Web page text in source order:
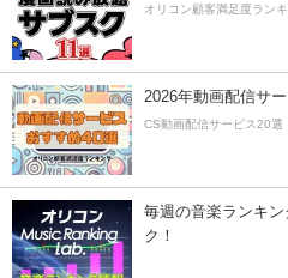
オリコン顧客満足度ラン
2026年動画配信サ
CS動画配信サービス20選
毎週の音楽ランキ
ク！